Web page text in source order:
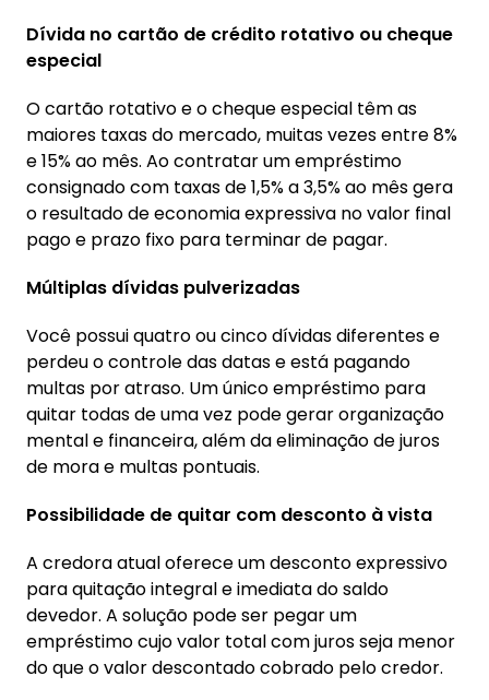
Dívida no cartão de crédito rotativo ou cheque
especial
O cartão rotativo e o cheque especial têm as
maiores taxas do mercado, muitas vezes entre 8%
e 15% ao mês. Ao contratar um empréstimo
consignado com taxas de 1,5% a 3,5% ao mês gera
o resultado de economia expressiva no valor final
pago e prazo fixo para terminar de pagar.
Múltiplas dívidas pulverizadas
Você possui quatro ou cinco dívidas diferentes e
perdeu o controle das datas e está pagando
multas por atraso. Um único empréstimo para
quitar todas de uma vez pode gerar organização
mental e financeira, além da eliminação de juros
de mora e multas pontuais.
Possibilidade de quitar com desconto à vista
A credora atual oferece um desconto expressivo
para quitação integral e imediata do saldo
devedor. A solução pode ser pegar um
empréstimo cujo valor total com juros seja menor
do que o valor descontado cobrado pelo credor.